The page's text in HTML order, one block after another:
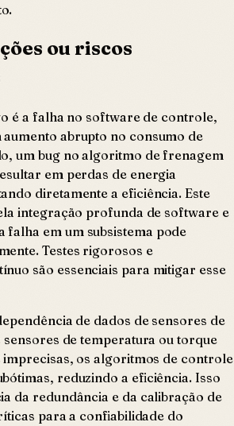
ou riscos
é a falha no software de controle,
aumento abrupto no consumo de
um bug no algoritmo de frenagem
em perdas de energia
diretamente a eficiência. Este
integração profunda de software e
falha em um subsistema pode
Testes rigorosos e
são essenciais para mitigar esse
de dados de sensores de
sensores de temperatura ou torque
os algoritmos de controle
reduzindo a eficiência. Isso
da redundância e da calibração de
para a confiabilidade do